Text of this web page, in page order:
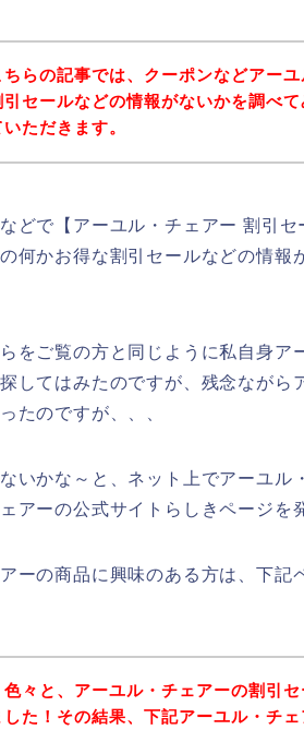
ちらの記事では、クーポンなどアー
引セールなどの情報がないかを調べ
ただきます。
どで【アーユル・チェアー 割引
何かお得な割引セールなどの情報
をご覧の方と同じように私自身ア
してはみたのですが、残念ながら
たのですが、、、
いかな～と、ネット上でアーユル
アーの公式サイトらしきページを
ーの商品に興味のある方は、下記
々と、アーユル・チェアーの割引
した！その結果、下記アーユル・チ